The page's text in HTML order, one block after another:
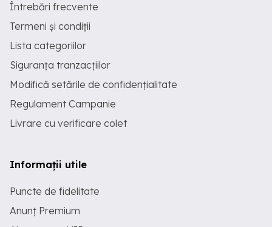
Întrebări frecvente
Termeni și condiții
Lista categoriilor
Siguranța tranzacțiilor
Modifică setările de confidențialitate
Regulament Campanie
Livrare cu verificare colet
Informații utile
Puncte de fidelitate
Anunț Premium